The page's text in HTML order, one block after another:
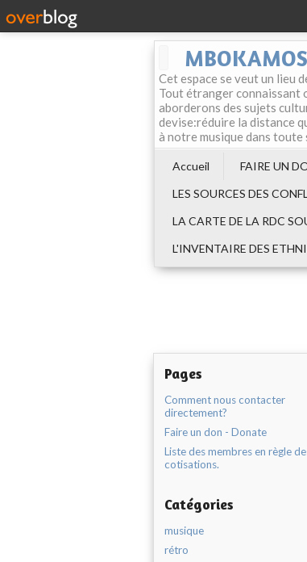
Cet espace se veut un lieu
Tout étranger connaissant
aborderons des sujets
devise:réduire la distance
à notre musique dans toute
Accueil FAIRE UN
LES SOURCES DES
LA CARTE DE LA RDC
L'INVENTAIRE DES
Pages
Comment nous contacter
directement?
Faire un don - Donate
Liste des membres en règle
cotisations.
Catégories
musique
rétro